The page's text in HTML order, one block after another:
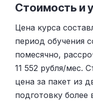
Стоимость и
Цена курса
период обучения
помесячно,
11 552 рубля/мес.
цена за пакет из
подготовку более